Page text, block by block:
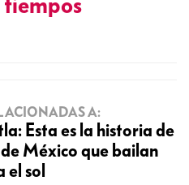
tiempos
A:
Esta es la historia de
México que bailan
el sol